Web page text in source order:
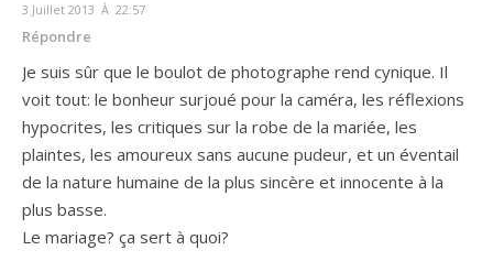
3 Juillet 2013 À 22:57
Répondre
Je suis sûr que le boulot de photographe rend cynique. Il
voit tout: le bonheur surjoué pour la caméra, les réflexions
hypocrites, les critiques sur la robe de la mariée, les
plaintes, les amoureux sans aucune pudeur, et un éventail
de la nature humaine de la plus sincère et innocente à la
plus basse.
Le mariage? ça sert à quoi?